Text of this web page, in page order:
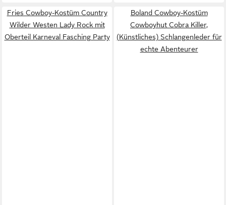
Fries Cowboy-Kostüm Country
Wilder Westen Lady Rock mit
Oberteil Karneval Fasching Party
Boland Cowboy-Kostüm
Cowboyhut Cobra Killer,
(Künstliches) Schlangenleder für
echte Abenteurer